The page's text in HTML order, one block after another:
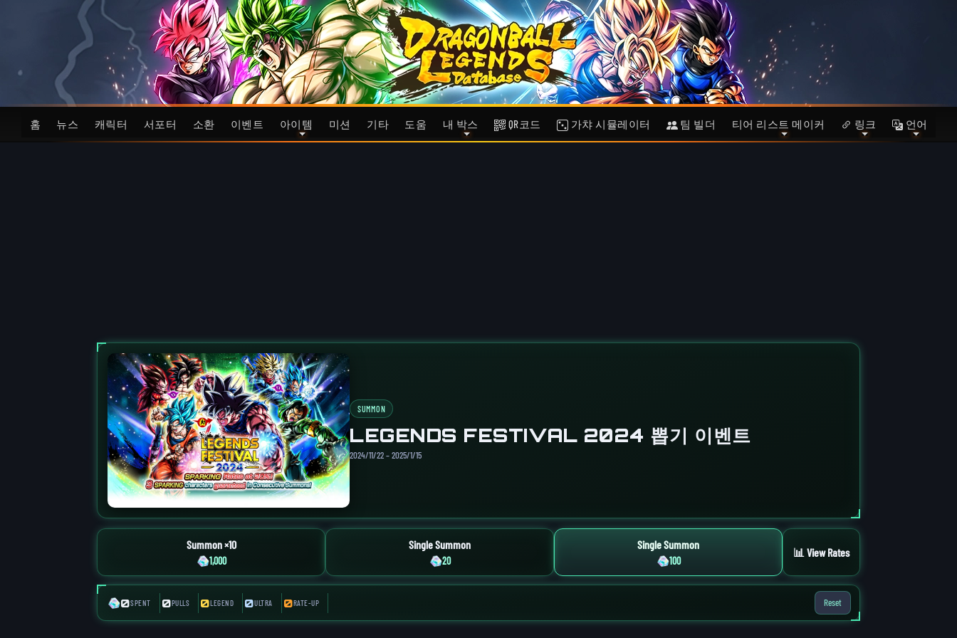
홈 뉴스 캐릭터 서포터 소환 이벤트 아이템 미션 기타 도움 내 박스 QR코드 가챠 시뮬레이터 팀 빌더 티어 리스트 메이커 링크 언어
SUMMON
LEGENDS FESTIVAL 2024 뽑기 이벤트
2024/11/22 – 2025/1/15
Summon ×10
1,000
Single Summon
20
Single Summon
100
📊 View Rates
0SPENT 0PULLS 0LEGEND 0ULTRA 0RATE-UP Reset